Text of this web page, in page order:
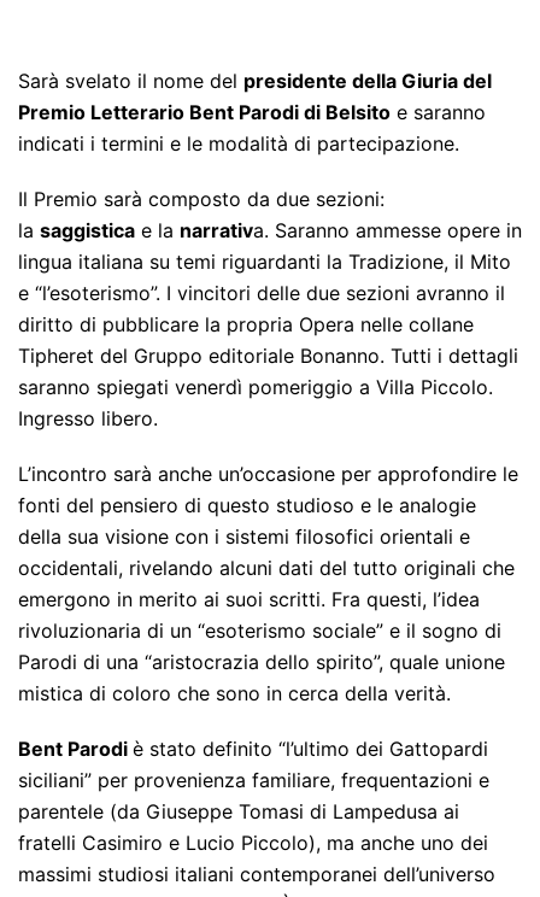
Sarà svelato il nome del presidente della Giuria del
Premio Letterario Bent Parodi di Belsito e saranno
indicati i termini e le modalità di partecipazione.
Il Premio sarà composto da due sezioni:
la saggistica e la narrativa. Saranno ammesse opere in
lingua italiana su temi riguardanti la Tradizione, il Mito
e “l’esoterismo”. I vincitori delle due sezioni avranno il
diritto di pubblicare la propria Opera nelle collane
Tipheret del Gruppo editoriale Bonanno. Tutti i dettagli
saranno spiegati venerdì pomeriggio a Villa Piccolo.
Ingresso libero.
L’incontro sarà anche un’occasione per approfondire le
fonti del pensiero di questo studioso e le analogie
della sua visione con i sistemi filosofici orientali e
occidentali, rivelando alcuni dati del tutto originali che
emergono in merito ai suoi scritti. Fra questi, l’idea
rivoluzionaria di un “esoterismo sociale” e il sogno di
Parodi di una “aristocrazia dello spirito”, quale unione
mistica di coloro che sono in cerca della verità.
Bent Parodi è stato definito “l’ultimo dei Gattopardi
siciliani” per provenienza familiare, frequentazioni e
parentele (da Giuseppe Tomasi di Lampedusa ai
fratelli Casimiro e Lucio Piccolo), ma anche uno dei
massimi studiosi italiani contemporanei dell’universo